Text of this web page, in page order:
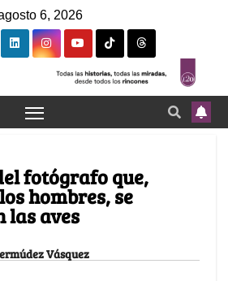
6, 2026
fotógrafo que,
hombres, se
las aves
Vásquez